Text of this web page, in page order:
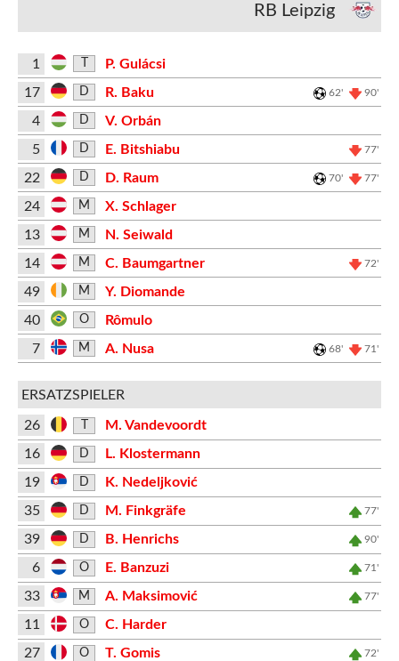
RB Leipzig
1
P. Gulácsi
17
D R. Baku 62' 90'
4 D
V. Orbán
5
D E. Bitshiabu 77'
22 D D. Raum 70' 77'
24 M
X. Schlager
13
M
N. Seiwald
14
M C. Baumgartner 72'
49 M
Y. Diomande
40
O
Rômulo
7
M A. Nusa 68' 71'
ERSATZSPIELER
26
M. Vandevoordt
16
D
L. Klostermann
19
D
K. Nedeljković
35
D M. Finkgräfe 77'
39 D B. Henrichs 90'
6 O E. Banzuzi 71'
33 M A. Maksimović 77'
11 O
C. Harder
27
O T. Gomis 72'